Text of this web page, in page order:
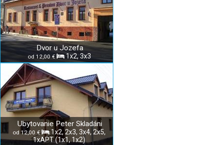
Dvor u Jozefa
od 12,00 € 1x2, 3x3
Ubytovanie Peter Skladáni
od 12,00 €
1x2, 2x3, 3x4, 2x5,
1xAPT (1x1, 1x2)